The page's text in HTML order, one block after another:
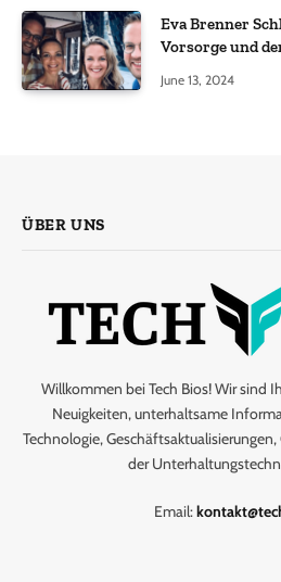
Eva Brenner
Vorsorge und
June 13, 2024
ÜBER UNS
Willkommen bei Tech Bios! Wir sind
Neuigkeiten, unterhaltsame
Technologie,
der
Email: